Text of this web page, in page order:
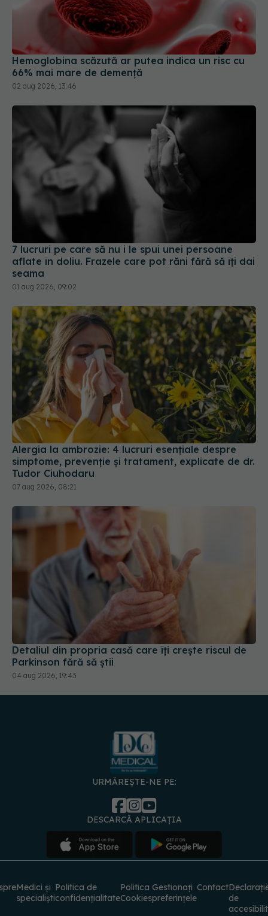
Hemoglobina scăzută ar putea indica un risc cu
66% mai mare de demență
02 aug 2026, 13:46
7 lucruri pe care să nu i le spui unei persoane
aflate în doliu. Frazele care pot răni fără să îți dai
seama
01 aug 2026, 09:02
Alergia la ambrozie: 4 lucruri esențiale despre
simptome, prevenție și tratament, explicate de dr.
Tudor Ciuhodaru
07 aug 2026, 08:21
Detaliul din propria casă care îți crește riscul de
Parkinson fără să știi
04 aug 2026, 19:43
URMĂREȘTE-NE PE:
DESCARCĂ APLICAȚIA
Medici și
Politica de
Politica
Gestionați
Contact
© 2026 PRESS MEDIA ELECTRONIC S.R.L. Toate drepturile rezervate